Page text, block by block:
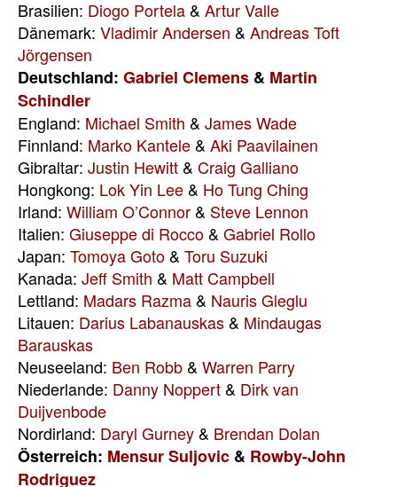
Brasilien: Diogo Portela & Artur Valle
Dänemark: Vladimir Andersen & Andreas Toft
Jörgensen
Deutschland: Gabriel Clemens & Martin
Schindler
England: Michael Smith & James Wade
Finnland: Marko Kantele & Aki Paavilainen
Gibraltar: Justin Hewitt & Craig Galliano
Hongkong: Lok Yin Lee & Ho Tung Ching
Irland: William O’Connor & Steve Lennon
Italien: Giuseppe di Rocco & Gabriel Rollo
Japan: Tomoya Goto & Toru Suzuki
Kanada: Jeff Smith & Matt Campbell
Lettland: Madars Razma & Nauris Gleglu
Litauen: Darius Labanauskas & Mindaugas
Barauskas
Neuseeland: Ben Robb & Warren Parry
Niederlande: Danny Noppert & Dirk van
Duijvenbode
Nordirland: Daryl Gurney & Brendan Dolan
Österreich: Mensur Suljovic & Rowby-John
Rodriguez